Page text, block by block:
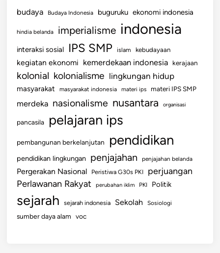
budaya Budaya Indonesia buguruku ekonomi indonesia
hindia belanda imperialisme indonesia
interaksi sosial IPS SMP islam kebudayaan
kegiatan ekonomi kemerdekaan indonesia kerajaan
kolonial kolonialisme lingkungan hidup
masyarakat masyarakat indonesia materi ips materi IPS SMP
merdeka nasionalisme nusantara organisasi
pancasila pelajaran ips
pembangunan berkelanjutan pendidikan
pendidikan lingkungan penjajahan penjajahan belanda
Pergerakan Nasional Peristiwa G30s PKI perjuangan
Perlawanan Rakyat perubahan iklim PKI Politik
sejarah sejarah indonesia Sekolah Sosiologi
sumber daya alam voc